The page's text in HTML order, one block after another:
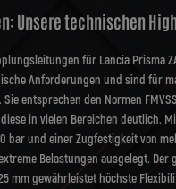
Unsere technischen
für Lancia Prisma
Anforderungen und sind für
entsprechen den Normen
in vielen Bereichen deutlich.
bar und einer Zugfestigkeit von
Belastungen ausgelegt. Der
mm gewährleistet höchste